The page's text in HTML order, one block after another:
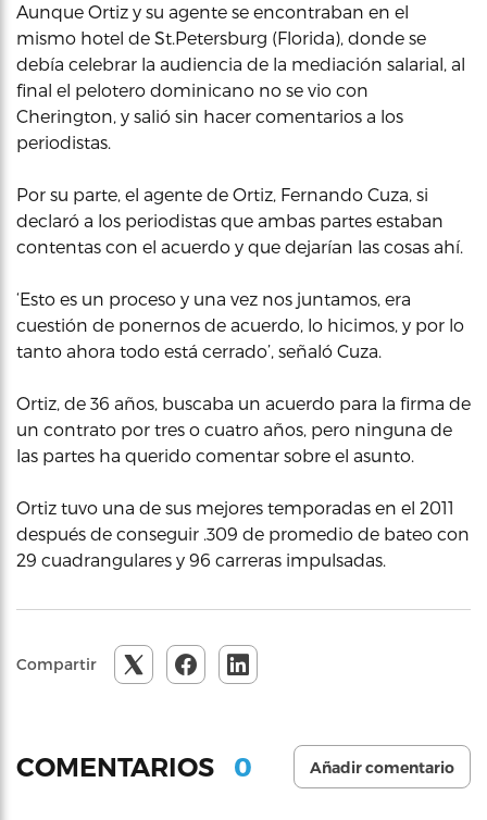
Aunque Ortiz y su agente se encontraban en el
mismo hotel de St.Petersburg (Florida), donde se
debía celebrar la audiencia de la mediación salarial, al
final el pelotero dominicano no se vio con
Cherington, y salió sin hacer comentarios a los
periodistas.
Por su parte, el agente de Ortiz, Fernando Cuza, si
declaró a los periodistas que ambas partes estaban
contentas con el acuerdo y que dejarían las cosas ahí.
‘Esto es un proceso y una vez nos juntamos, era
cuestión de ponernos de acuerdo, lo hicimos, y por lo
tanto ahora todo está cerrado’, señaló Cuza.
Ortiz, de 36 años, buscaba un acuerdo para la firma de
un contrato por tres o cuatro años, pero ninguna de
las partes ha querido comentar sobre el asunto.
Ortiz tuvo una de sus mejores temporadas en el 2011
después de conseguir .309 de promedio de bateo con
29 cuadrangulares y 96 carreras impulsadas.
Compartir
COMENTARIOS 0 Añadir comentario